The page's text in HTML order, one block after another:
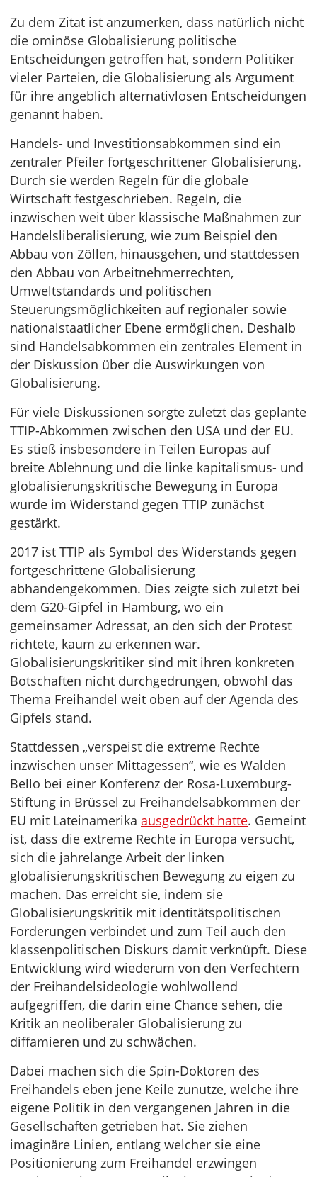
Zu dem Zitat ist anzumerken, dass natürlich nicht
die ominöse Globalisierung politische
Entscheidungen getroffen hat, sondern Politiker
vieler Parteien, die Globalisierung als Argument
für ihre angeblich alternativlosen Entscheidungen
genannt haben.
Handels- und Investitionsabkommen sind ein
zentraler Pfeiler fortgeschrittener Globalisierung.
Durch sie werden Regeln für die globale
Wirtschaft festgeschrieben. Regeln, die
inzwischen weit über klassische Maßnahmen zur
Handelsliberalisierung, wie zum Beispiel den
Abbau von Zöllen, hinausgehen, und stattdessen
den Abbau von Arbeitnehmerrechten,
Umweltstandards und politischen
Steuerungsmöglichkeiten auf regionaler sowie
nationalstaatlicher Ebene ermöglichen. Deshalb
sind Handelsabkommen ein zentrales Element in
der Diskussion über die Auswirkungen von
Globalisierung.
Für viele Diskussionen sorgte zuletzt das geplante
TTIP-Abkommen zwischen den USA und der EU.
Es stieß insbesondere in Teilen Europas auf
breite Ablehnung und die linke kapitalismus- und
globalisierungskritische Bewegung in Europa
wurde im Widerstand gegen TTIP zunächst
gestärkt.
2017 ist TTIP als Symbol des Widerstands gegen
fortgeschrittene Globalisierung
abhandengekommen. Dies zeigte sich zuletzt bei
dem G20-Gipfel in Hamburg, wo ein
gemeinsamer Adressat, an den sich der Protest
richtete, kaum zu erkennen war.
Globalisierungskritiker sind mit ihren konkreten
Botschaften nicht durchgedrungen, obwohl das
Thema Freihandel weit oben auf der Agenda des
Gipfels stand.
Stattdessen „verspeist die extreme Rechte
inzwischen unser Mittagessen“, wie es Walden
Bello bei einer Konferenz der Rosa-Luxemburg-
Stiftung in Brüssel zu Freihandelsabkommen der
EU mit Lateinamerika ausgedrückt hatte. Gemeint
ist, dass die extreme Rechte in Europa versucht,
sich die jahrelange Arbeit der linken
globalisierungskritischen Bewegung zu eigen zu
machen. Das erreicht sie, indem sie
Globalisierungskritik mit identitätspolitischen
Forderungen verbindet und zum Teil auch den
klassenpolitischen Diskurs damit verknüpft. Diese
Entwicklung wird wiederum von den Verfechtern
der Freihandelsideologie wohlwollend
aufgegriffen, die darin eine Chance sehen, die
Kritik an neoliberaler Globalisierung zu
diffamieren und zu schwächen.
Dabei machen sich die Spin-Doktoren des
Freihandels eben jene Keile zunutze, welche ihre
eigene Politik in den vergangenen Jahren in die
Gesellschaften getrieben hat. Sie ziehen
imaginäre Linien, entlang welcher sie eine
Positionierung zum Freihandel erzwingen